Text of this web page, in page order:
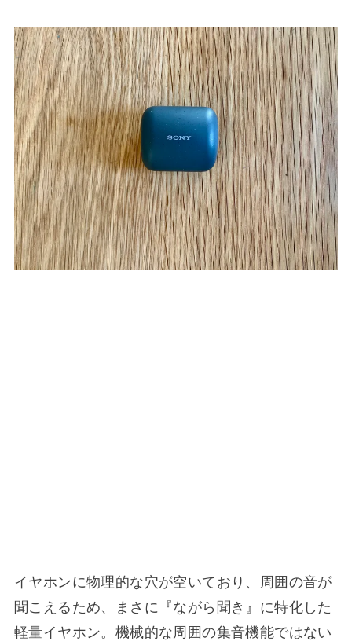
イヤホンに物理的な穴が空いており、周囲の音が
聞こえるため、まさに『ながら聞き』に特化した
軽量イヤホン。機械的な周囲の集音機能ではない